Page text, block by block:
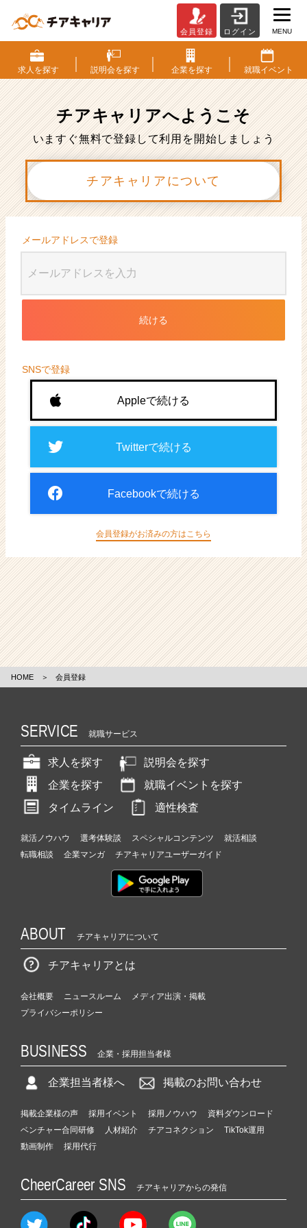
員
登
録
ベ
ン
チ
ャ
成
企
か
ら
ス
カ
ウ
届
活
サ
ト
ア
キ
リ
ア
会員登録 ログイン MENU
求人を探す 説明会を探す 企業を探す 就職イベント
チアキャリアへようこそ
いますぐ無料で登録して利用を開始しましょう
チアキャリアについて
メールアドレスで登録
続ける
SNSで登録
Appleで続ける
Twitterで続ける
Facebookで続ける
会員登録がお済みの方はこちら
HOME ＞ 会員登録
SERVICE 就職サービス
求人を探す
説明会を探す
企業を探す
就職イベントを探す
タイムライン
適性検査
就活ノウハウ 選考体験談 スペシャルコンテンツ
就活相談
転職相談
企業マンガ チアキャリアユーザーガイド
ABOUT チアキャリアについて
チアキャリアとは
会社概要 ニュースルーム
メディア出演・掲載
プライバシーポリシー
BUSINESS 企業・採用担当者様
企業担当者様へ 掲載のお問い合わせ
掲載企業様の声 採用イベント 採用ノウハウ
資料ダウンロード
ベンチャー合同研修
人材紹介 チアコネクション
TikTok運用
動画制作
採用代行
CheerCareer SNS チアキャリアからの発信